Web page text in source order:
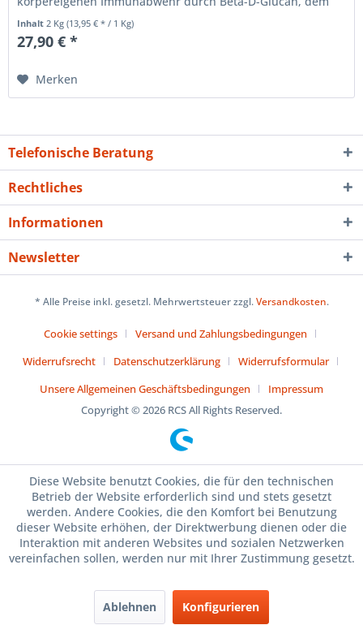
Inhalt2 Kg(13,95 € * / 1 Kg)
27,90 € *
Merken
Telefonische Beratung
Rechtliches
Informationen
Newsletter
* Alle Preise inkl. gesetzl. Mehrwertsteuer zzgl.Versandkosten.
Cookie settings
Versand und Zahlungsbedingungen
Widerrufsrecht
Datenschutzerklärung
Widerrufsformular
Unsere Allgemeinen Geschäftsbedingungen
Impressum
Copyright © 2026 RCS All Rights Reserved.
Diese Website benutzt Cookies, die für den technischen
Betrieb der Website erforderlich sind und stets gesetzt
werden. Andere Cookies, die den Komfort bei Benutzung
dieser Website erhöhen, der Direktwerbung dienen oder die
Interaktion mit anderen Websites und sozialen Netzwerken
vereinfachen sollen, werden nur mit Ihrer Zustimmung gesetzt.
Ablehnen Konfigurieren